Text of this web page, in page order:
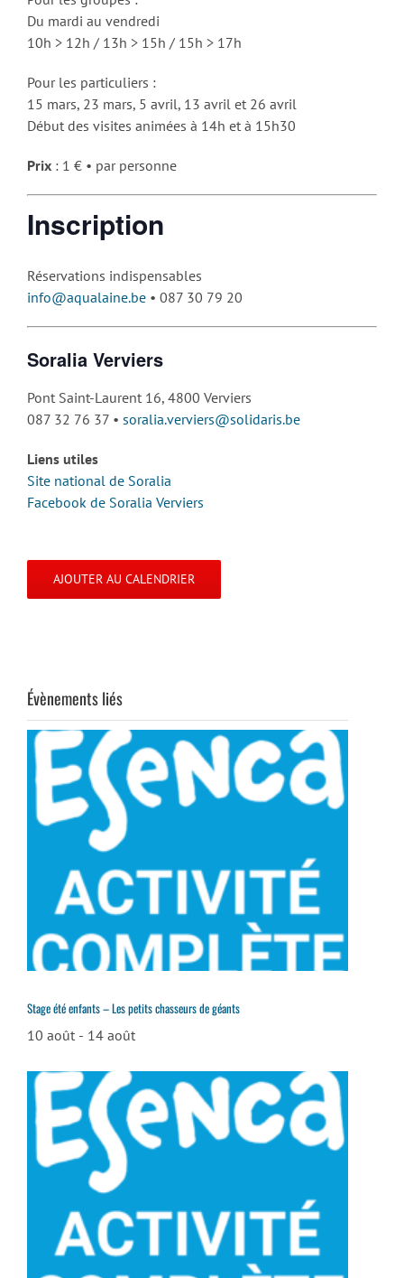
Du mardi au vendredi
10h > 12h / 13h > 15h / 15h > 17h
Pour les particuliers :
15 mars, 23 mars, 5 avril, 13 avril et 26 avril
Début des visites animées à 14h et à 15h30
Prix : 1 € • par personne
Inscription
Réservations indispensables
info@aqualaine.be • 087 30 79 20
Soralia Verviers
Pont Saint-Laurent 16, 4800 Verviers
087 32 76 37 • soralia.verviers@solidaris.be
Liens utiles
Site national de Soralia
Facebook de Soralia Verviers
AJOUTER AU CALENDRIER
Évènements liés
Stage été enfants – Les petits chasseurs de géants
10 août - 14 août